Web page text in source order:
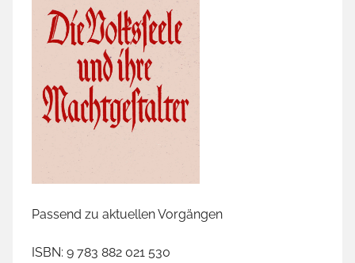
Passend zu aktuellen Vorgängen
ISBN: 9 783 882 021 530